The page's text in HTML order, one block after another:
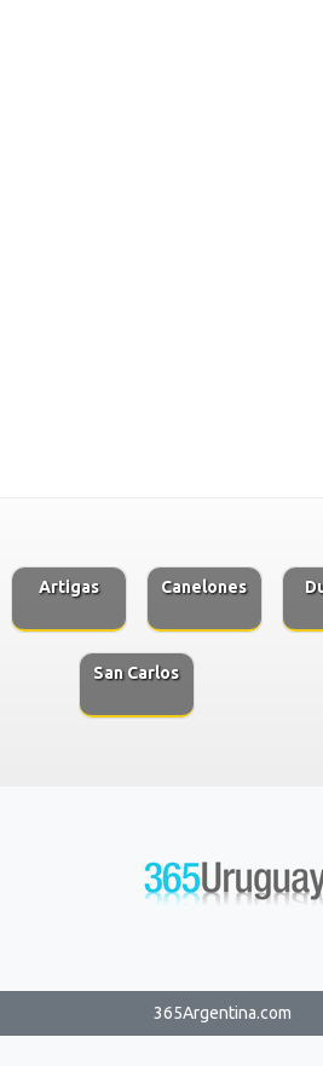
Artigas Canelones
San Carlos
365Argentina.com